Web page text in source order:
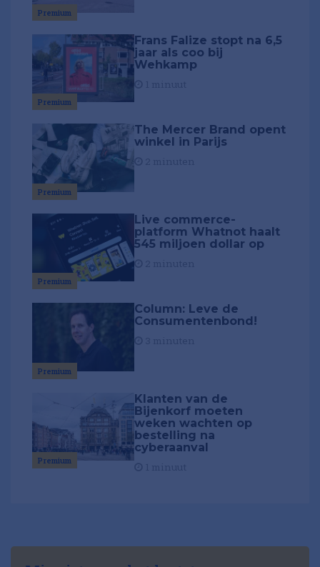
Premium
Premium
Frans Falize stopt na 6,5
jaar als coo bij
Wehkamp
Premium
The Mercer Brand opent
winkel in Parijs
Premium
Live commerce-
platform Whatnot haalt
545 miljoen dollar op
Premium
Column: Leve de
Consumentenbond!
Premium
Klanten van de
Bijenkorf moeten
weken wachten op
bestelling na
cyberaanval